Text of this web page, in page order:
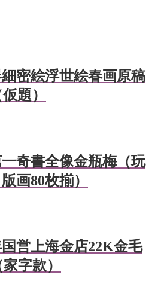
密絵浮世絵春画原稿
題）
奇書全像金瓶梅（玩
画80枚揃）
営上海金店22K金毛
字款）